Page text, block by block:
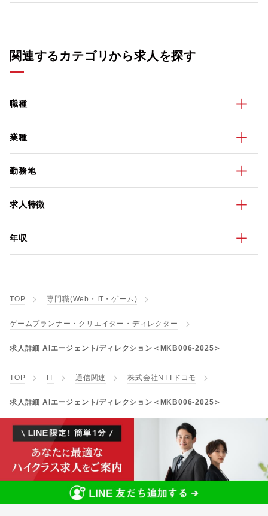
関連するカテゴリから求人を探す
職種
業種
勤務地
求人特徴
年収
TOP 専門職(Web・IT・ゲーム)
ゲームプランナー・クリエイター・ディレクター
求人詳細 AIエージェント/ディレクション＜MKB006-2025＞
TOP IT 通信関連 株式会社NTTドコモ
求人詳細 AIエージェント/ディレクション＜MKB006-2025＞